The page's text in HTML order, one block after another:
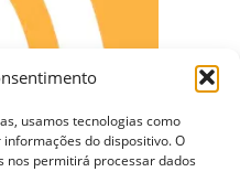
usamos tecnologias como
do dispositivo. O
nos permitirá processar dados